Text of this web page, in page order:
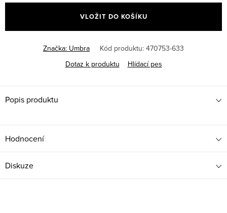
cena:
VLOŽIT DO KOŠÍKU
Značka: Umbra Kód produktu: 470753-633
Dotaz k produktu
Hlídací pes
Popis produktu
Hodnocení
Diskuze